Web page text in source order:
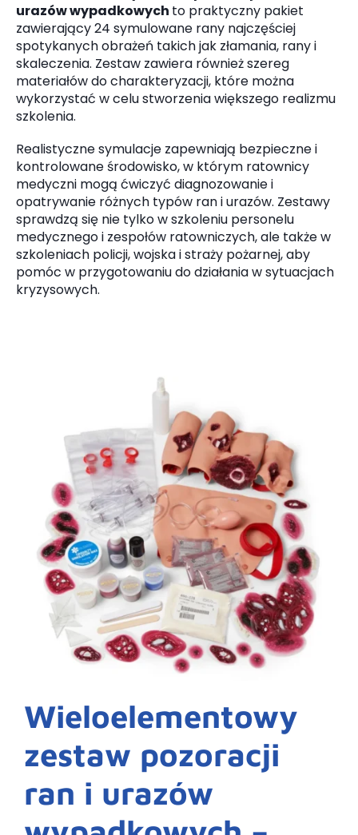
urazów wypadkowych to praktyczny pakiet
zawierający 24 symulowane rany najczęściej
spotykanych obrażeń takich jak złamania, rany i
skaleczenia. Zestaw zawiera również szereg
materiałów do charakteryzacji, które można
wykorzystać w celu stworzenia większego realizmu
szkolenia.
Realistyczne symulacje zapewniają bezpieczne i
kontrolowane środowisko, w którym ratownicy
medyczni mogą ćwiczyć diagnozowanie i
opatrywanie różnych typów ran i urazów. Zestawy
sprawdzą się nie tylko w szkoleniu personelu
medycznego i zespołów ratowniczych, ale także w
szkoleniach policji, wojska i straży pożarnej, aby
pomóc w przygotowaniu do działania w sytuacjach
kryzysowych.
Wieloelementowy
zestaw pozoracji
ran i urazów